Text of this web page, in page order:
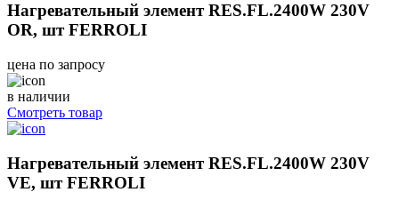
Нагревательный элемент RES.FL.2400W 230V
OR, шт FERROLI
цена по запросу
в наличии
Смотреть товар
Нагревательный элемент RES.FL.2400W 230V
VE, шт FERROLI